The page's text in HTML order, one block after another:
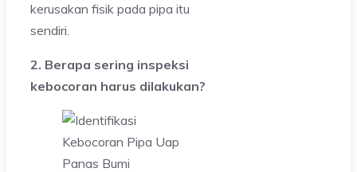
kerusakan fisik pada pipa itu
sendiri.
2. Berapa sering inspeksi
kebocoran harus dilakukan?